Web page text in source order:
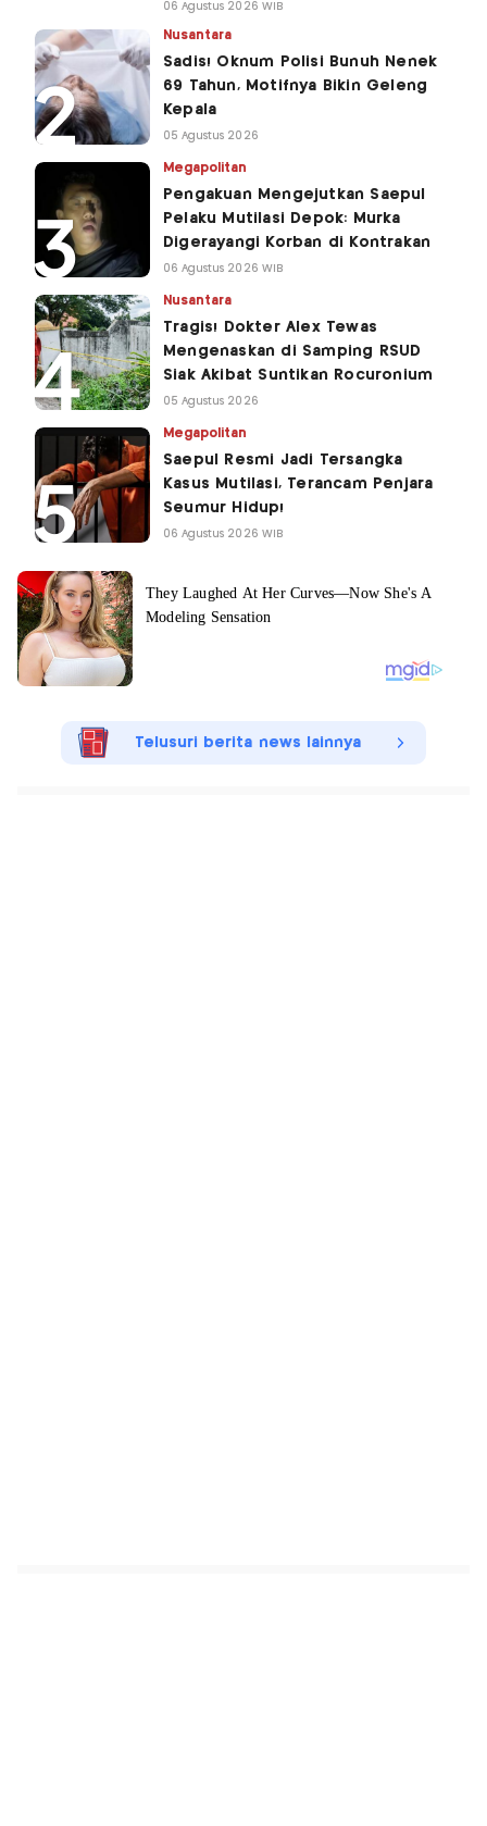
06 Agustus 2026 WIB
Nusantara
Sadis! Oknum Polisi Bunuh Nenek
69 Tahun, Motifnya Bikin Geleng
Kepala
05 Agustus 2026
Megapolitan
Pengakuan Mengejutkan Saepul
Pelaku Mutilasi Depok: Murka
Digerayangi Korban di Kontrakan
06 Agustus 2026 WIB
Nusantara
Tragis! Dokter Alex Tewas
Mengenaskan di Samping RSUD
Siak Akibat Suntikan Rocuronium
05 Agustus 2026
Megapolitan
Saepul Resmi Jadi Tersangka
Kasus Mutilasi, Terancam Penjara
Seumur Hidup!
06 Agustus 2026 WIB
Telusuri berita news lainnya